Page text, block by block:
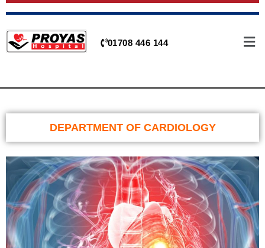
content
01708 446 144
DEPARTMENT OF CARDIOLOGY